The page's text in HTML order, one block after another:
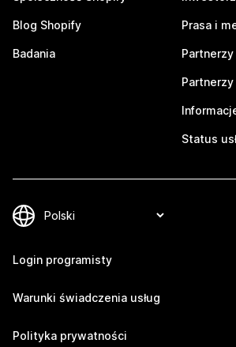
Blog Shopify
Badania
Prasa i
Partnerzy
Status
Login programisty
Warunki świadczenia usług
Polityka prywatności